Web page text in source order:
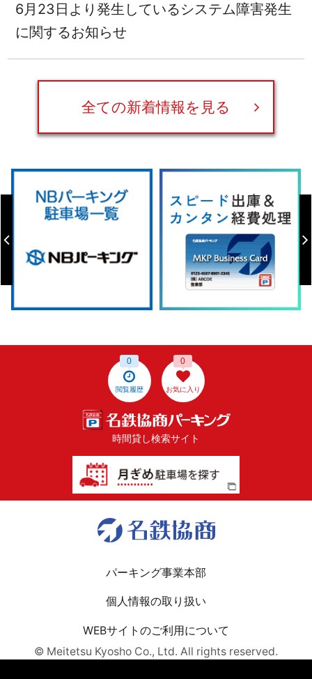
6月23日より発生しているシステム障害発生
に関するお知らせ
全ての新着情報を見る
閲覧履歴
0
お気に入り
0
時間貸し検索サイト
パーキング事業本部
個人情報の取り扱い
WEBサイトのご利用について
© Meitetsu Kyosho Co., Ltd. All rights reserved.